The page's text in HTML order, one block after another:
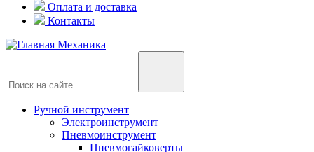
Оплата и доставка
Контакты
Ручной инструмент
Электроинструмент
Пневмоинструмент
Пневмогайковерты